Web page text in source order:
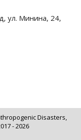
ул. Минина, 24,
Disasters,
- 2026